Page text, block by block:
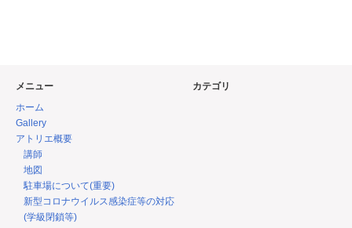
メニュー
ホーム
Gallery
アトリエ概要
講師
地図
駐車場について(重要)
新型コロナウイルス感染症等の対応
(学級閉鎖等)
カテゴリ